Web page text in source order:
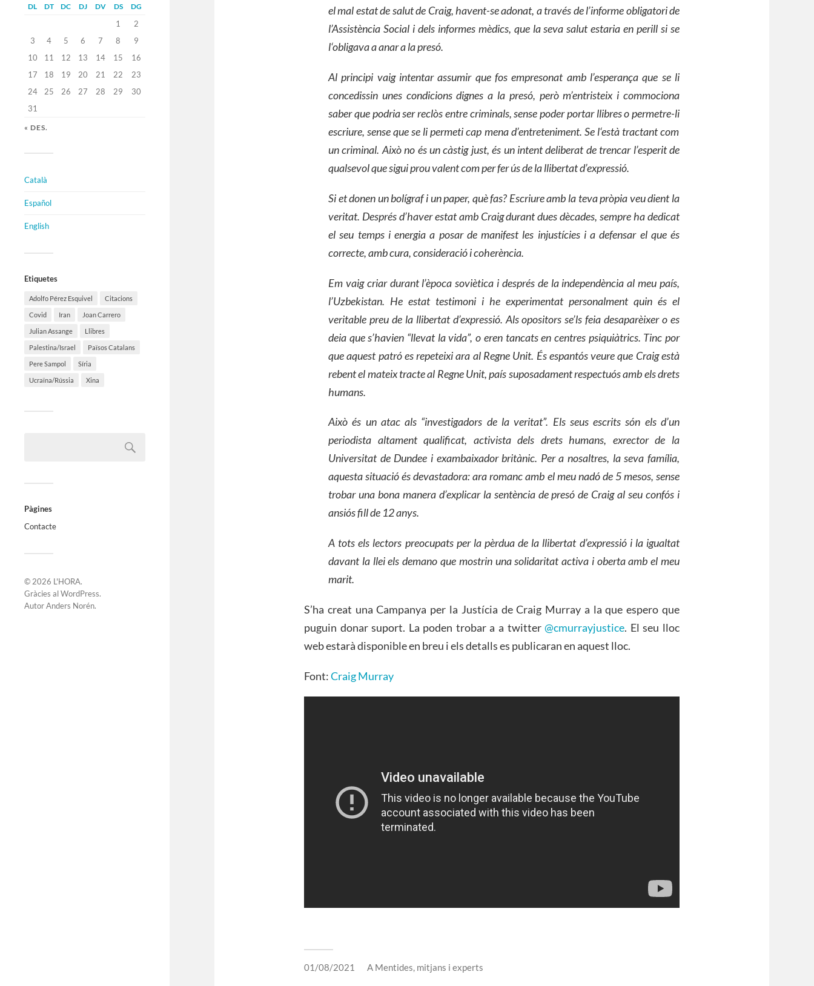
DL DT DC DJ DV DS DG
1
2
3
4 5 6 7 8
9
10
11 12 13 14 15
16
17
18 19 20 21 22
23
24
25 26 27 28 29
30
31
« DES.
Català
Español
English
Etiquetes
Adolfo Pérez Esquivel Citacions
Covid Iran Joan Carrero
Julian Assange Llibres
Palestina/Israel Països Catalans
Pere Sampol Síria
Ucraïna/Rússia Xina
Pàgines
Contacte
© 2026 L'HORA.
Gràcies alWordPress.
AutorAnders Norén.
el mal estat de salut de Craig, havent-se adonat, a través de l’informe obligatori de
l’Assistència Social i dels informes mèdics, que la seva salut estaria en perill si se
l‘obligava a anar a la presó.
Al principi vaig intentar assumir que fos empresonat amb l’esperança que se li
concedissin unes condicions dignes a la presó, però m’entristeix i commociona
saber que podria ser reclòs entre criminals, sense poder portar llibres o permetre-li
escriure, sense que se li permeti cap menad’entreteniment. Se l‘està tractant com
un criminal. Això no és un càstig just, és un intent deliberat de trencar l’esperit de
qualsevol que sigui prou valent com per fer ús de la llibertat d’expressió.
Si et donen un bolígraf i un paper, què fas? Escriure amb la teva pròpia veu dient la
veritat. Després d’haver estat amb Craig durant dues dècades, sempre ha dedicat
el seu temps i energia a posar de manifest les injustícies i a defensar el que és
correcte, amb cura, consideració i coherència.
Em vaig criar durant l’època soviètica i després de la independència al meu país,
l’Uzbekistan. He estat testimoni i he experimentat personalment quin és el
veritable preu de la llibertat d’expressió. Als opositors se’ls feia desaparèixero es
deia que s’havien “llevatla vida”, o eren tancats en centres psiquiàtrics. Tinc por
que aquest patró es repeteixi ara al Regne Unit. És espantós veure que Craig està
rebent el mateix tracte al Regne Unit, país suposadament respectuós amb els drets
humans.
Això és un atac als “investigadors de la veritat”. Els seus escrits són els d’un
periodista altament qualificat, activista dels drets humans, exrector de la
Universitat de Dundee i exambaixador britànic. Per a nosaltres, la seva família,
aquesta situació és devastadora:araromancamb el meu nadó de 5 mesos, sense
trobar una bona manera d’explicar la sentència de presó de Craig al seu confós i
ansiós fill de 12 anys.
A tots els lectors preocupats per la pèrdua de la llibertat d’expressió i la igualtat
davant la llei els demano que mostrin una solidaritat activa i oberta amb el meu
marit.
S’ha creat una Campanya per la Justícia de Craig Murray a la que espero que
puguin donar suport. La poden trobar a a twitter@cmurrayjustice. El seu lloc
web estarà disponible en breu i els detalls es publicaran en aquest lloc.
Font:Craig Murray
01/08/2021 A Mentides, mitjans i experts